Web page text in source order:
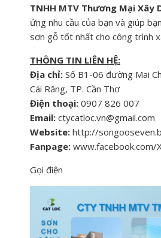
TNHH MTV Thương Mại Xây
ứng nhu cầu của bạn và giúp
sơn gỗ tốt nhất cho công trình
THÔNG TIN LIÊN HỆ:
Địa chỉ: Số B1-06 đường Mai
Cái Răng, TP. Cần Thơ
Điện thoại: 0907 826 007
Email: ctycatloc.vn@gmail.com
Website: http://
Fanpage: www.facebook.com/
Gọi điện